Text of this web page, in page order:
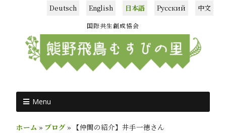
Deutsch English 日本語 Русский 中文
国際共生創成協会
Menu
ホーム » ブログ » 【仲間の紹介】井手一徳さん